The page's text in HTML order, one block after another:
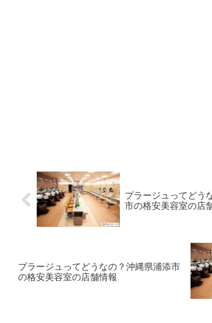
プラージュってどう
市の格安美容室の店
プラージュってどうなの？沖縄県浦添市
の格安美容室の店舗情報